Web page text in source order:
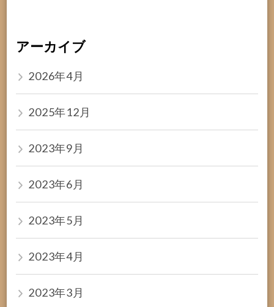
アーカイブ
2026年4月
2025年12月
2023年9月
2023年6月
2023年5月
2023年4月
2023年3月